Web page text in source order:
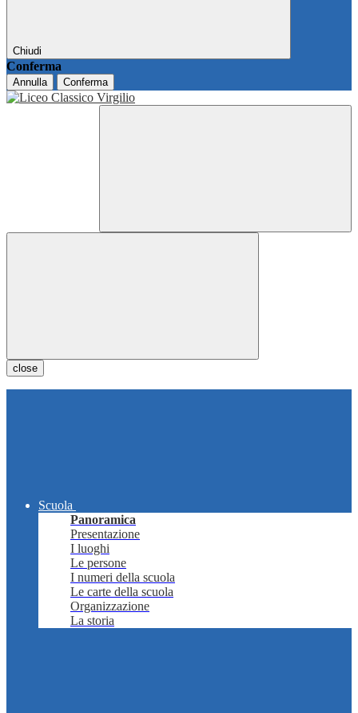
Chiudi
Conferma
Annulla Conferma
close
Scuola
Panoramica
Presentazione
I luoghi
Le persone
I numeri della scuola
Le carte della scuola
Organizzazione
La storia